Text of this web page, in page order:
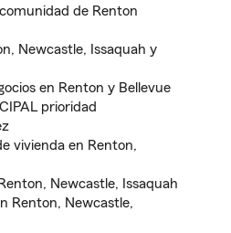
de Renton
Newcastle, Issaquah y
en Renton y Bellevue
prioridad
vivienda en Renton,
Newcastle, Issaquah
Renton, Newcastle,